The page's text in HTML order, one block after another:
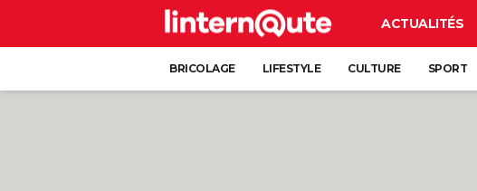
ACTUALITÉS
BRICOLAGE LIFESTYLE CULTURE SPORT